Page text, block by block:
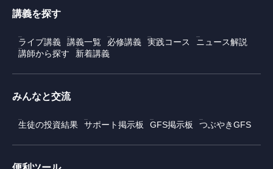
講義を探す
ライブ講義 講義一覧 必修講義 実践コース
ニュース解説
講師から探す
新着講義
みんなと交流
生徒の投資結果 サポート掲示板 GFS掲示板 つぶやきGFS